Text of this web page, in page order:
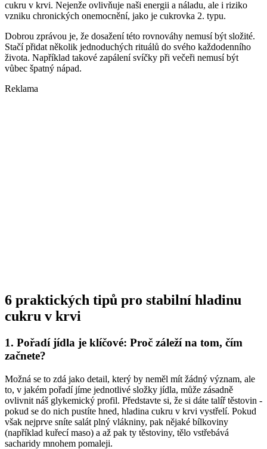
cukru v krvi. Nejenže ovlivňuje naši energii a náladu, ale i riziko
vzniku chronických onemocnění, jako je cukrovka 2. typu.
Dobrou zprávou je, že dosažení této rovnováhy nemusí být složité.
Stačí přidat několik jednoduchých rituálů do svého každodenního
života. Například takové zapálení svíčky při večeři nemusí být
vůbec špatný nápad.
Reklama
6 praktických tipů pro stabilní hladinu
cukru v krvi
1. Pořadí jídla je klíčové: Proč záleží na tom, čím
začnete?
Možná se to zdá jako detail, který by neměl mít žádný význam, ale
to, v jakém pořadí jíme jednotlivé složky jídla, může zásadně
ovlivnit náš glykemický profil. Představte si, že si dáte talíř těstovin -
pokud se do nich pustíte hned, hladina cukru v krvi vystřelí. Pokud
však nejprve sníte salát plný vlákniny, pak nějaké bílkoviny
(například kuřecí maso) a až pak ty těstoviny, tělo vstřebává
sacharidy mnohem pomaleji.